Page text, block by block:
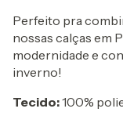
Perfeito pra
nossas calças em
modernidade e
inverno!
Tecido:100%